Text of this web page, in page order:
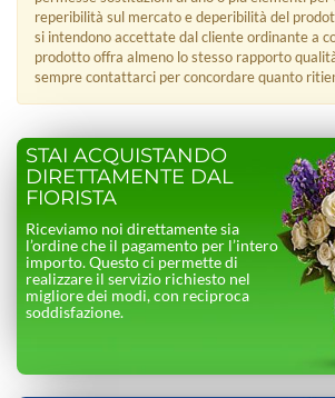
reperibilità sul mercato e deperibilità del
si intendono accettate dal cliente ordinante a
prodotto offra almeno lo stesso rapporto
sempre contattarci per concordare quanto
STAI ACQUISTANDO
DIRETTAMENTE DAL
FIORISTA
Riceviamo noi direttamente sia
l’ordine che il pagamento per l’intero
importo. Questo ci permette di
realizzare il servizio richiesto nel
migliore dei modi, con reciproca
soddisfazione.